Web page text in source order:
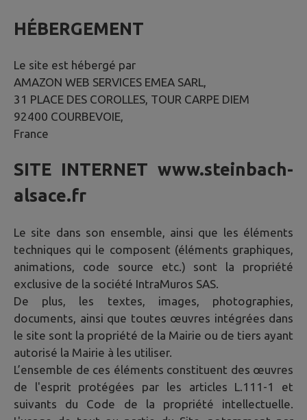
HÉBERGEMENT
Le site est hébergé par
AMAZON WEB SERVICES EMEA SARL,
31 PLACE DES COROLLES, TOUR CARPE DIEM
92400 COURBEVOIE,
France
SITE INTERNET www.steinbach-
alsace.fr
Le site dans son ensemble, ainsi que les éléments
techniques qui le composent (éléments graphiques,
animations, code source etc.) sont la propriété
exclusive de la société IntraMuros SAS.
De plus, les textes, images, photographies,
documents, ainsi que toutes œuvres intégrées dans
le site sont la propriété de la Mairie ou de tiers ayant
autorisé la Mairie à les utiliser.
L’ensemble de ces éléments constituent des œuvres
de l'esprit protégées par les articles L.111-1 et
suivants du Code de la propriété intellectuelle.